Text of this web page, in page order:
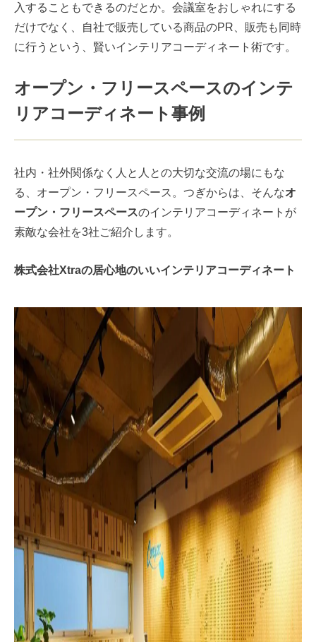
入することもできるのだとか。会議室をおしゃれにする
だけでなく、自社で販売している商品のPR、販売も同時
に行うという、賢いインテリアコーディネート術です。
オープン・フリースペースのインテ
リアコーディネート事例
社内・社外関係なく人と人との大切な交流の場にもな
る、オープン・フリースペース。つぎからは、そんなオ
ープン・フリースペースのインテリアコーディネートが
素敵な会社を3社ご紹介します。
株式会社Xtraの居心地のいいインテリアコーディネート